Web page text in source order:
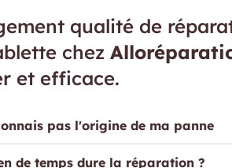
qualité de
chez
et efficace.
pas l'origine de ma panne
de temps dure la réparation ?